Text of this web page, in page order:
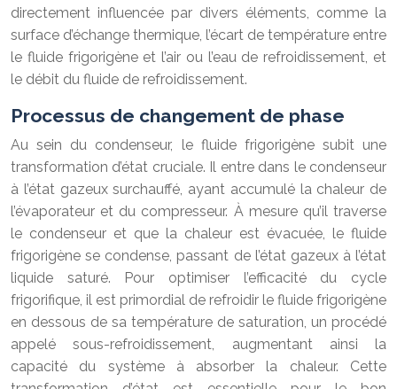
directement influencée par divers éléments, comme la
surface d’échange thermique, l’écart de température entre
le fluide frigorigène et l’air ou l’eau de refroidissement, et
le débit du fluide de refroidissement.
Processus de changement de phase
Au sein du condenseur, le fluide frigorigène subit une
transformation d’état cruciale. Il entre dans le condenseur
à l’état gazeux surchauffé, ayant accumulé la chaleur de
l’évaporateur et du compresseur. À mesure qu’il traverse
le condenseur et que la chaleur est évacuée, le fluide
frigorigène se condense, passant de l’état gazeux à l’état
liquide saturé. Pour optimiser l’efficacité du cycle
frigorifique, il est primordial de refroidir le fluide frigorigène
en dessous de sa température de saturation, un procédé
appelé sous-refroidissement, augmentant ainsi la
capacité du système à absorber la chaleur. Cette